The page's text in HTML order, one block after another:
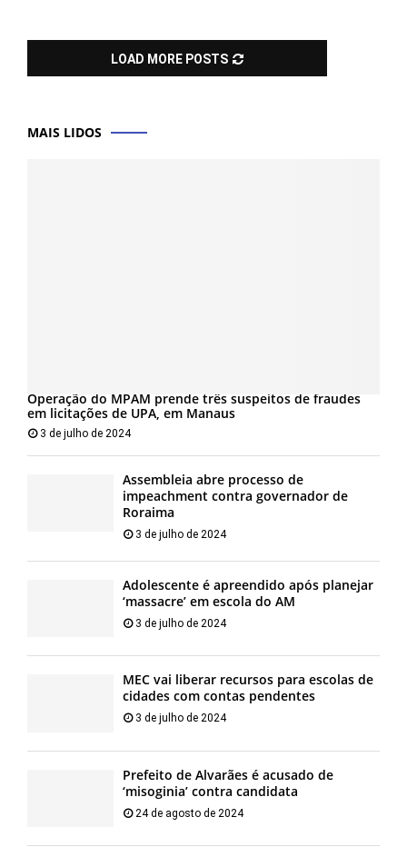
LOAD MORE POSTS
MAIS LIDOS
Operação do MPAM prende três suspeitos de fraudes
em licitações de UPA, em Manaus
3 de julho de 2024
Assembleia abre processo de
impeachment contra governador de
Roraima
3 de julho de 2024
Adolescente é apreendido após planejar
‘massacre’ em escola do AM
3 de julho de 2024
MEC vai liberar recursos para escolas de
cidades com contas pendentes
3 de julho de 2024
Prefeito de Alvarães é acusado de
‘misoginia’ contra candidata
24 de agosto de 2024